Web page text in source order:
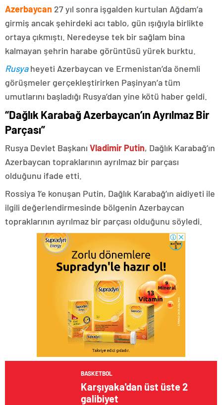
Azerbaycan 27 yıl sonra işgalden kurtulan Ağdam’a
girmiş ancak şehirdeki acı tablo, gün ışığıyla birlikte
ortaya çıkmıştı. Neredeyse tek bir sağlam bina
kalmayan şehrin harabe görüntüsü yürek burktu.
Rusyaheyeti Azerbaycan ve Ermenistan’da önemli
görüşmeler gerçekleştirirken Paşinyan’a tüm
umutlarını başladığı Rusya’dan yine kötü haber geldi.
“Dağlık Karabağ Azerbaycan’ın Ayrılmaz Bir
Parçası”
Rusya Devlet Başkanı Vladimir Putin, Dağlık Karabağ’ın
Azerbaycan topraklarının ayrılmaz bir parçası
olduğunu ifade etti.
Rossiya 1’e konuşan Putin, Dağlık Karabağ’ın aidiyeti ile
ilgili değerlendirmesinde bölgenin Azerbaycan
topraklarının ayrılmaz bir parçası olduğunu söyledi.
BASKETBOL
Karşıyaka'dan üst üste 2
galibiyet